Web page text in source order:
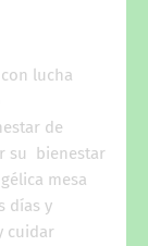
lucha
de
su bienestar
mesa
días y
cuidar